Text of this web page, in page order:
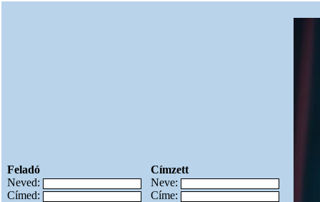
Feladó
Neved:
Címed:
Címzett
Neve:
Címe: